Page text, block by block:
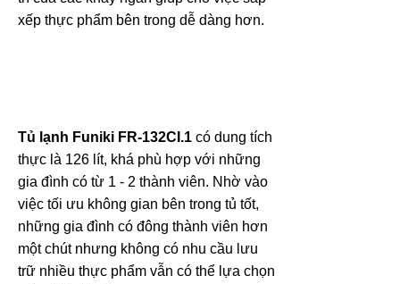
xếp thực phẩm bên trong dễ dàng hơn.
Tủ lạnh Funiki FR-132CI.1 có dung tích
thực là 126 lít, khá phù hợp với những
gia đình có từ 1 - 2 thành viên. Nhờ vào
việc tối ưu không gian bên trong tủ tốt,
những gia đình có đông thành viên hơn
một chút nhưng không có nhu cầu lưu
trữ nhiều thực phẩm vẫn có thể lựa chọn